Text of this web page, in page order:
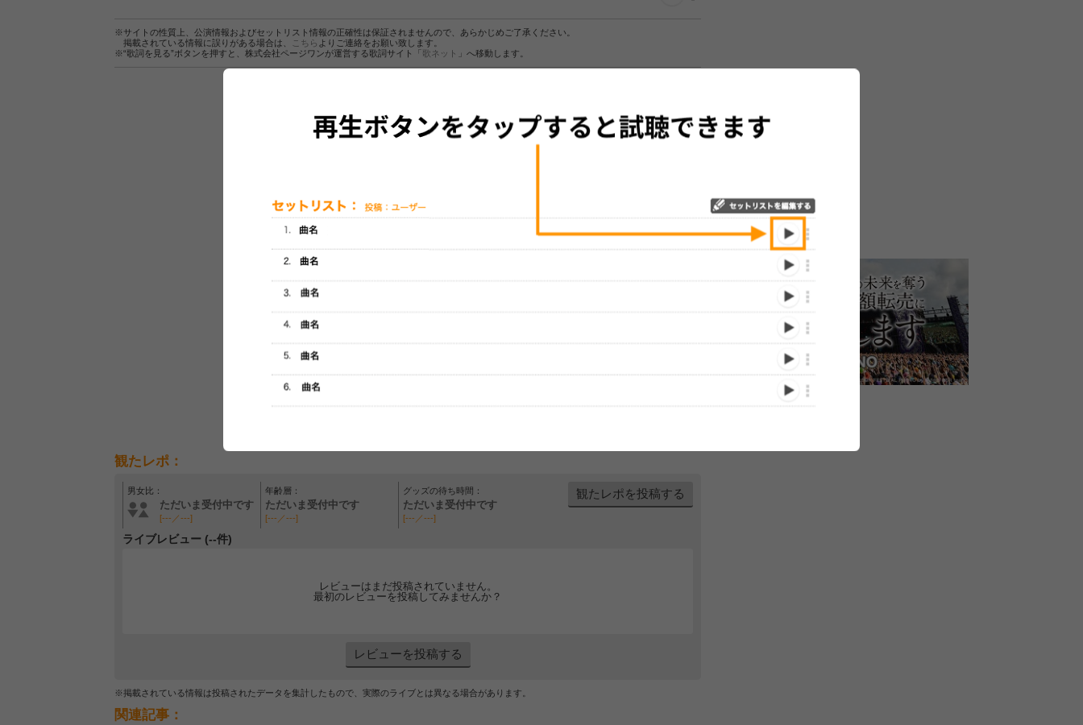
※サイトの性質上、公演情報およびセットリスト情報の正確性は保証されませんので、あらかじめご了承ください。
掲載されている情報に誤りがある場合は、
こちら よりご連絡をお願い致します。
※“歌詞を見る”ボタンを押すと、株式会社ページワンが運営する歌詞サイト「歌ネット 」へ移動します。
観たレポ：
男女比：
ただいま受付中です
[---／---]
年齢層：
ただいま受付中です
[---／---]
グッズの待ち時間：
ただいま受付中です
[---／---]
観たレポを投稿する
ライブレビュー (--件)
レビューはまだ投稿されていません。
最初のレビューを投稿してみませんか？
レビューを投稿する
※掲載されている情報は投稿されたデータを集計したもので、実際のライブとは異なる場合があります。
関連記事：